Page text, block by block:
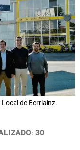
Local de Berriainz.
30